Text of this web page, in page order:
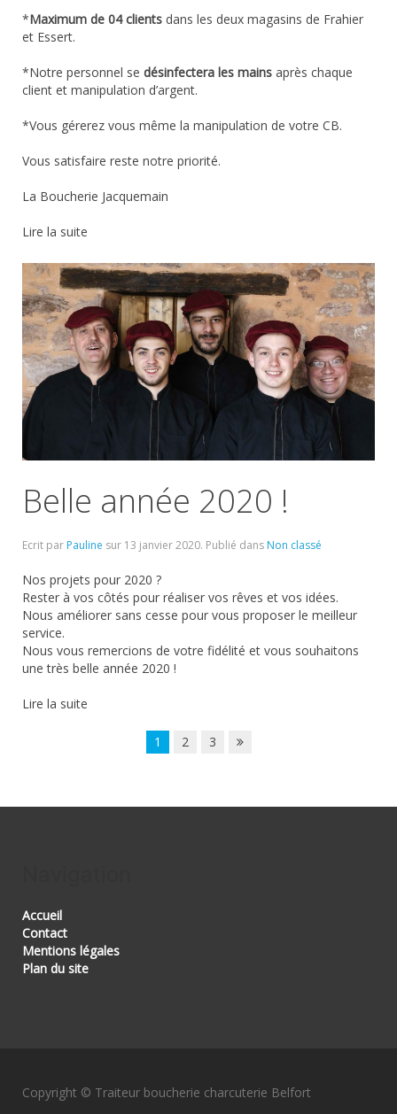
*Maximum de 04 clients dans les deux magasins de Frahier
et Essert.
*Notre personnel se désinfectera les mains après chaque
client et manipulation d’argent.
*Vous gérerez vous même la manipulation de votre CB.
Vous satisfaire reste notre priorité.
La Boucherie Jacquemain
Lire la suite
Belle année 2020 !
Ecrit par Pauline sur 13 janvier 2020. Publié dans Non classé
Nos projets pour 2020 ?
Rester à vos côtés pour réaliser vos rêves et vos idées.
Nous améliorer sans cesse pour vous proposer le meilleur
service.
Nous vous remercions de votre fidélité et vous souhaitons
une très belle année 2020 !
Lire la suite
1 2 3
Accueil
Contact
Mentions légales
Plan du site
Copyright © Traiteur boucherie charcuterie Belfort